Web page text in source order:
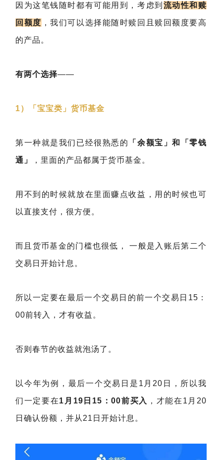
因为这笔钱随时都有可能用到，考虑到 流动性和赎
回额度 ，我们可以选择能随时赎回且赎回额度要高
的产品。
有两个选择——
1）「宝宝类」货币基金
第一种就是我们已经很熟悉的 「余额宝」和「零钱
通」 ，里面的产品都属于货币基金。
用不到的时候就放在里面赚点收益，用的时候也可
以直接支付，很方便。
而且货币基金的门槛也很低， 一般是入账后第二个
交易日开始计息。
所以一定要在最后一个交易日的前一个交易日15：
00前转入，才有收益。
否则春节的收益就泡汤了。
以今年为例，最后一个交易日是1月20日，所以我
们一定要在1月19日15：00前买入 ，才能在1月20
日确认份额，并从21日开始计息。